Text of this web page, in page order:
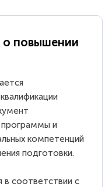
о повышении
и
компетенций
подготовки.
соответствии с